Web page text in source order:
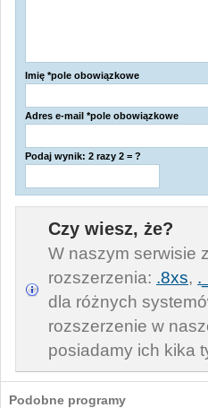
Imię *pole obowiązkowe
Adres e-mail *pole obowiązkowe
Podaj wynik: 2 razy 2 = ?
Czy wiesz, że?
W naszym serwisie
rozszerzenia: .8xs,
dla różnych
rozszerzenie w
posiadamy ich kika
Podobne programy